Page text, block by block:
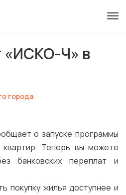
«ИСКО-Ч» в
города
о запуске программы
квартир. Теперь вы можете
банковских переплат и
покупку жилья доступнее и